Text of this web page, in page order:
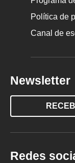
Política de
Canal de
Newsletter
Redes